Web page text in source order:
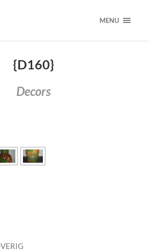
MENU
{D160}
Decors